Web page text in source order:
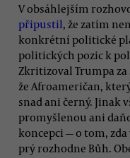
V obsáhlejším
připustil, že zatím
konkrétní politické
politických pozic k
Zkritizoval Trumpa za
že Afroameričan,
snad ani černý. Jinak
promyšlenou ani
koncepci — o tom,
prý rozhodne Bůh.